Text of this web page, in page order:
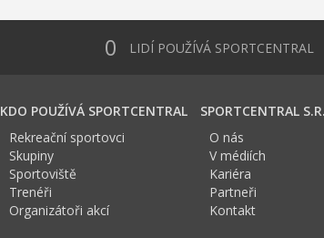
0 LIDÍ POUŽÍVÁ SPORTCENTRAL
KDO POUŽÍVÁ SPORTCENTRAL
Rekreační sportovci
Skupiny
Sportoviště
Trenéři
Organizátoři akcí
SPORTCENTRAL
O nás
V médiích
Kariéra
Partneři
Kontakt